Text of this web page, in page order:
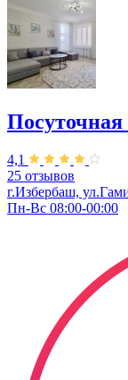
4,1
25 отзывов
г.Избербаш,
Пн-Вс 08:00-00:00